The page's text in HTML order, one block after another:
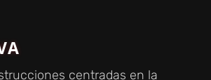
centradas en la